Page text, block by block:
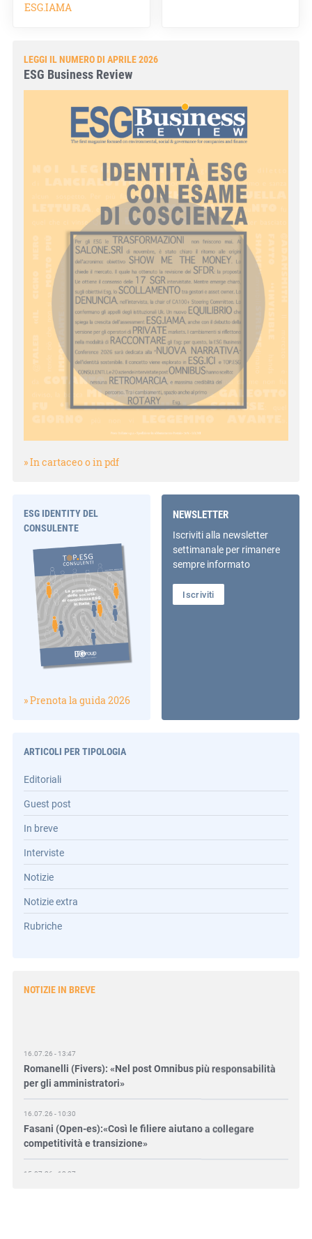
ESG.IAMA
LEGGI IL NUMERO DI APRILE 2026
ESG Business Review
» In cartaceo o in pdf
ESG IDENTITY DEL
CONSULENTE
» Prenota la guida 2026
NEWSLETTER
Iscriviti alla newsletter
settimanale per rimanere
sempre informato
Iscriviti
ARTICOLI PER TIPOLOGIA
Editoriali
Guest post
In breve
Interviste
Notizie
Notizie extra
Rubriche
NOTIZIE IN BREVE
Romanelli (Fivers): «Nel post Omnibus più responsabilità
per gli amministratori»
Fasani (Open-es):«Così le filiere aiutano a collegare
competitività e transizione»